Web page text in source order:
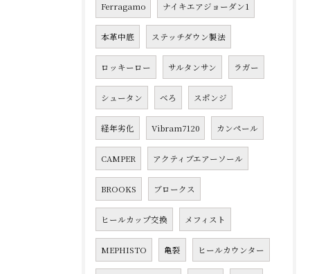
Ferragamo ナイキエアジョーダン1
本革中底 ステッチダウン製法
ロッキーロー サルタンサン ラガー
シュータン べろ スポンジ
経年劣化 Vibram7120 カンペール
CAMPER アクティブエアーソール
BROOKS ブロークス
ヒールカップ交換 メフィスト
MEPHISTO 亀裂 ヒールカウンター